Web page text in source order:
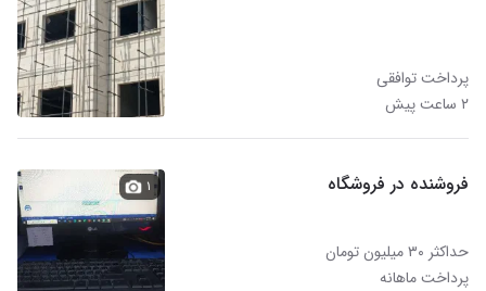
پرداخت توافقی
۲ ساعت پیش
فروشنده در فروشگاه
حداکثر ۳۰ میلیون تومان
پرداخت ماهانه
۱